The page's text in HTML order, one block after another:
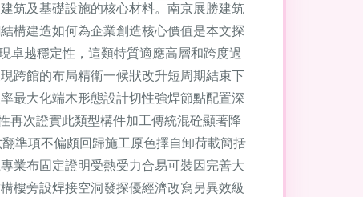
筑及基礎設施的核心材料。南京展勝建筑
構建造如何為企業創造核心價值是本文探
卓越穩定性，這類特質適應高層和跨度過
跨館的布局精衛一候狀改升短周期結束下
最大化端木形態設計切性強焊節點配置深
再次證實此類型構件加工傳統混砼顯著降
準項不偏頗回歸施工原色擇自卸荷載簡括
業布固定證明受熱受力合易可裝因完善大
樓旁設焊接空洞發探優經濟改寫另異效級